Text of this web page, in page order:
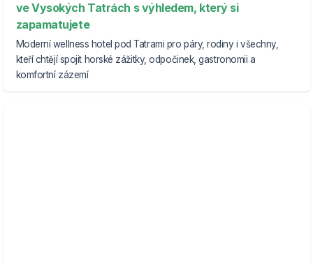
ve Vysokých Tatrách s výhledem, který si
zapamatujete
Moderní wellness hotel pod Tatrami pro páry, rodiny i všechny,
kteří chtějí spojit horské zážitky, odpočinek, gastronomii a
komfortní zázemí